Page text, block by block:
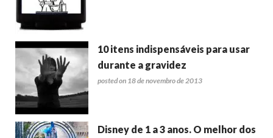
10 itens indispensáveis para usar
durante a gravidez
posted on 18 de novembro de 2013
Disney de 1 a 3 anos. O melhor dos